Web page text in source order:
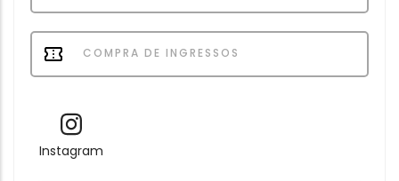
COMPRA DE INGRESSOS
Instagram